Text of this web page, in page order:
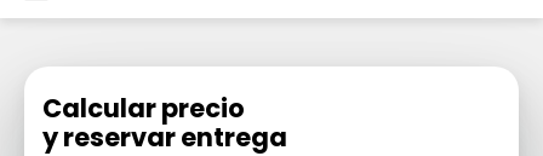
Calcular precio
y reservar entrega